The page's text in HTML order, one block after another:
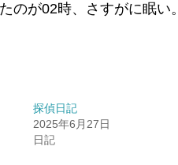
のが02時、さすがに眠い。
探偵日記
2025年6月27日
日記